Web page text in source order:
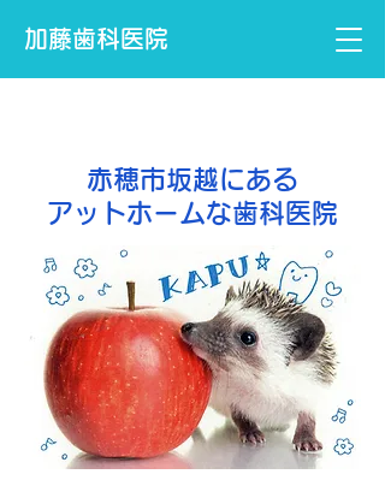
加藤歯科医院
赤穂市坂越にある
アットホームな歯科医院